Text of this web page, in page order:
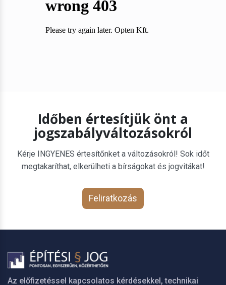
Időben értesítjük önt a
jogszabályváltozásokról
Kérje INGYENES értesítőnket a változásokról! Sok időt
megtakaríthat, elkerülheti a bírságokat és jogvitákat!
Feliratkozás
Az előfizetéssel kapcsolatos kérdésekkel, technikai